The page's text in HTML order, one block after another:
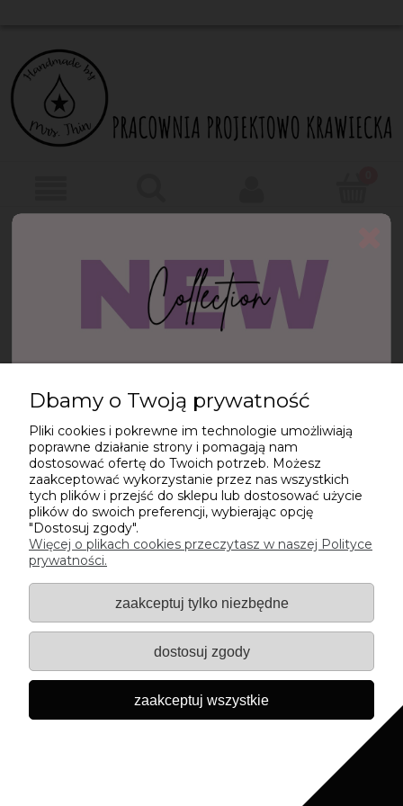
Newsletter
Podaj swój adres e-mail, jeżeli chcesz otrzymywać
Twoje dane będą przetwarzane zgodnie z naszą
polityką prywatności
INFORMACJE
WARTO WIEDZIEĆ
KONTAKT
DOBREGO DNIA ♥
Dbamy o Twoją prywatność
Pliki cookies i pokrewne im technologie umożliwiają
poprawne działanie strony i pomagają nam
dostosować ofertę do Twoich potrzeb. Możesz
zaakceptować wykorzystanie przez nas wszystkich
tych plików i przejść do sklepu lub dostosować użycie
plików do swoich preferencji, wybierając opcję
"Dostosuj zgody".
Więcej o plikach cookies przeczytasz w naszej Polityce
prywatności.
zaakceptuj tylko niezbędne
dostosuj zgody
zaakceptuj wszystkie